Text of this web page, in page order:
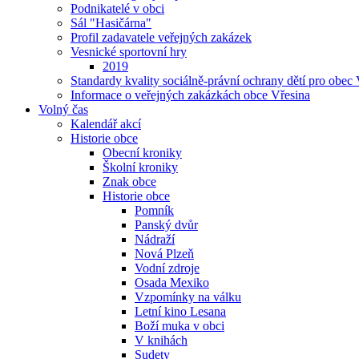
Podnikatelé v obci
Sál "Hasičárna"
Profil zadavatele veřejných zakázek
Vesnické sportovní hry
2019
Standardy kvality sociálně-právní ochrany dětí pro obec
Informace o veřejných zakázkách obce Vřesina
Volný čas
Kalendář akcí
Historie obce
Obecní kroniky
Školní kroniky
Znak obce
Historie obce
Pomník
Panský dvůr
Nádraží
Nová Plzeň
Vodní zdroje
Osada Mexiko
Vzpomínky na válku
Letní kino Lesana
Boží muka v obci
V knihách
Sudety